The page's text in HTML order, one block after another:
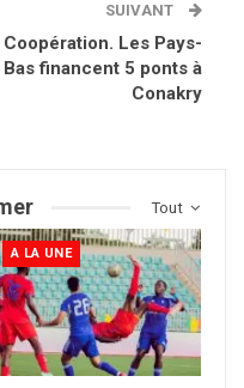
SUIVANT
Coopération. Les Pays-
Bas financent 5 ponts à
Conakry
Tout
A LA UNE